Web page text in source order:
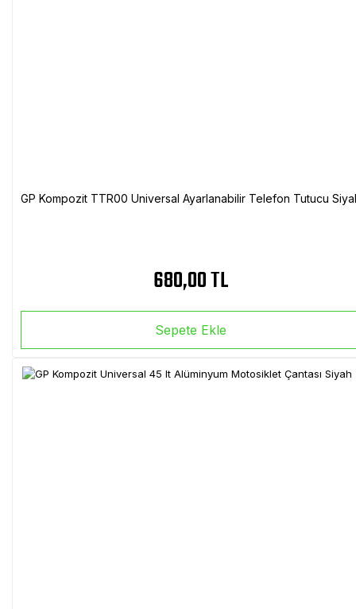
GP Kompozit TTR00 Universal Ayarlanabilir Telefon Tutucu
680,00 TL
Sepete Ekle